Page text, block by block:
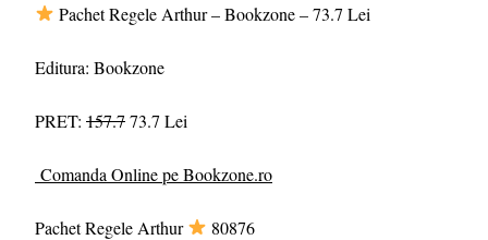
Pachet Regele Arthur – Bookzone – 73.7 Lei
Editura: Bookzone
PRET: 157.773.7 Lei
Comanda Online pe Bookzone.ro
Pachet Regele Arthur 80876